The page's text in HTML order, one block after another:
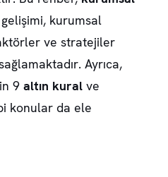
gelişimi, kurumsal
ve stratejiler
Ayrıca,
9 altın kural ve
konular da ele